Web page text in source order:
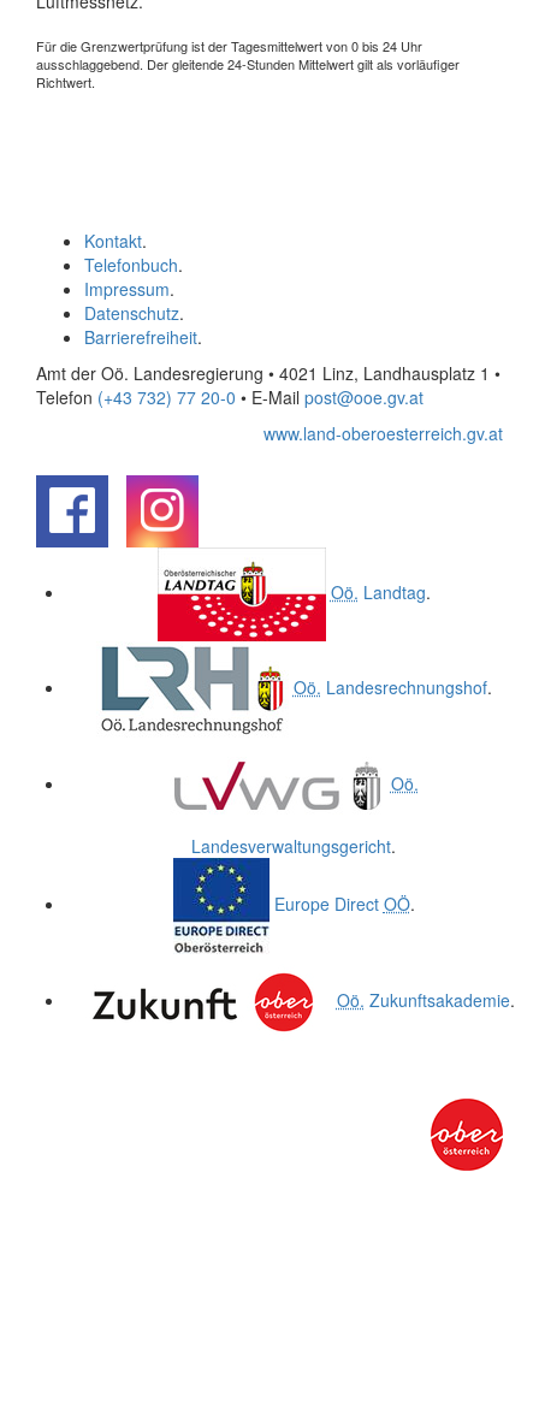
Für die Grenzwertprüfung ist der Tagesmittelwert von 0 bis 24 Uhr
ausschlaggebend. Der gleitende 24-Stunden Mittelwert gilt als vorläufiger
Richtwert.
Kontakt.
Telefonbuch.
Impressum.
Datenschutz.
Barrierefreiheit.
Amt der Oö. Landesregierung • 4021 Linz, Landhausplatz 1 •
Telefon (+43 732) 77 20-0 • E-Mail post@ooe.gv.at
www.land-oberoesterreich.gv.at
Oö. Landtag.
Oö. Landesrechnungshof.
Oö.
Landesverwaltungsgericht.
Europe Direct OÖ.
Oö. Zukunftsakademie.